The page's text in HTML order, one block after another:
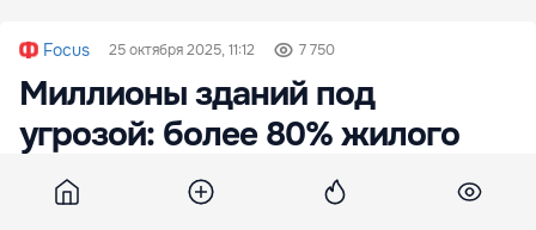
Focus 25 октября 2025, 11:12 7 750
Миллионы зданий под
угрозой: более 80% жилого
фонда в некоторых странах
будет уничтожено